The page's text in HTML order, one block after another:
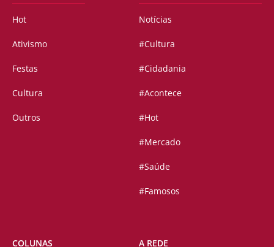
Hot
Ativismo
Festas
Cultura
Outros
Notícias
#Cultura
#Cidadania
#Acontece
#Hot
#Mercado
#Saúde
#Famosos
COLUNAS A REDE